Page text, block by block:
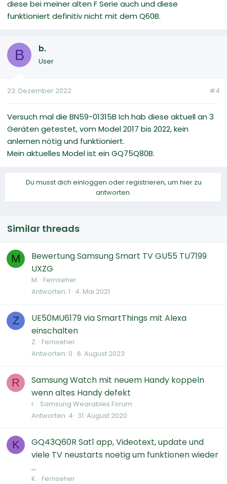
diese bei meiner alten F Serie auch und diese
funktioniert definitiv nicht mit dem Q60B.
B b.
User
23. Dezember 2022 #4
Versuch mal die BN59-01315B Ich hab diese aktuell an 3
Geräten getestet, vom Model 2017 bis 2022, kein
anlernen nötig und funktioniert.
Mein aktuelles Model ist ein GQ75Q80B.
Du musst dich einloggen oder registrieren, um hier zu
antworten.
Similar threads
M
Bewertung Samsung Smart TV GU55 TU7199
UXZG
M. Fernseher
Antworten 1 4. Mai 2021
Z
UE50MU6179 via SmartThings mit Alexa
einschalten
Z. Fernseher
Antworten 0 6. August 2023
R
Samsung Watch mit neuem Handy koppeln
wenn altes Handy defekt
r. Samsung Wearables Forum
Antworten 4 31. August 2020
K
GQ43Q60R Sat1 app, Videotext, update und
viele TV neustarts noetig um funktionen wieder
...
K. Fernseher